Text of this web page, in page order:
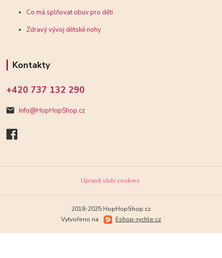
Co má splňovat obuv pro děti
Zdravý vývoj dětské nohy
Kontakty
+420 737 132 290
Info@HopHopShop.cz
Upravit sběr cookies.
2018-2025 HopHopShop.cz
Vytvořeno na
Eshop-rychle.cz